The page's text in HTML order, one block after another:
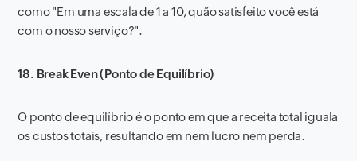
como "Em uma escala de 1 a 10, quão satisfeito você está
com o nosso serviço?".
18. Break Even (Ponto de Equilíbrio)
O ponto de equilíbrio é o ponto em que a receita total iguala
os custos totais, resultando em nem lucro nem perda.